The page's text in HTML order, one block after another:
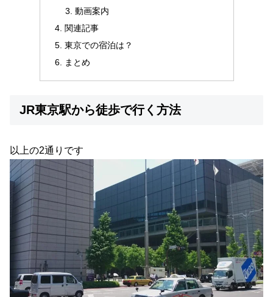
動画案内
関連記事
東京での宿泊は？
まとめ
JR東京駅から徒歩で行く方法
以上の2通りです